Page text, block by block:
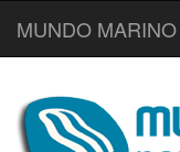
MUNDO